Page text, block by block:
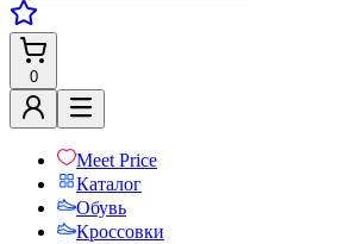
0
Meet Price
Каталог
Обувь
Кроссовки